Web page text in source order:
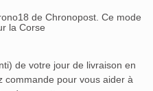
de Chronopost. Ce mode
la Corse
de votre jour de livraison en
commande pour vous aider à